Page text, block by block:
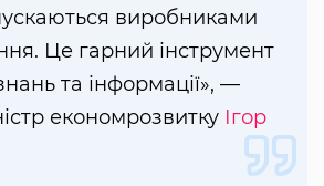
виробниками
Це гарний інструмент
та інформації», —
економрозвитку Ігор